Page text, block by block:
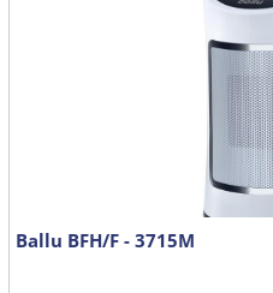
Ballu BFH/F - 3715M